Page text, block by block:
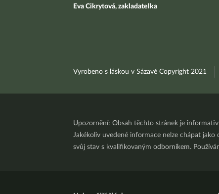
Eva Cikrytová, zakladatelka
Vyrobeno s láskou v Sázavě Copyright 2021
Upozornění: Obsah těchto stránek je
Jakékoliv uvedené informace nelze chápat
svůj stav s kvalifikovaným odborníkem.